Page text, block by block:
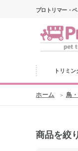
プロトリマー・
トリミン
ホーム 鳥
商品を絞